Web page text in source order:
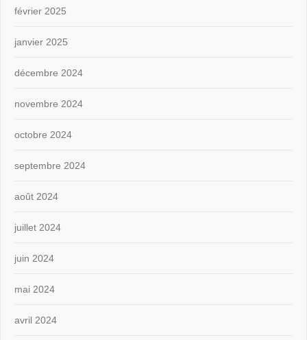
février 2025
janvier 2025
décembre 2024
novembre 2024
octobre 2024
septembre 2024
août 2024
juillet 2024
juin 2024
mai 2024
avril 2024